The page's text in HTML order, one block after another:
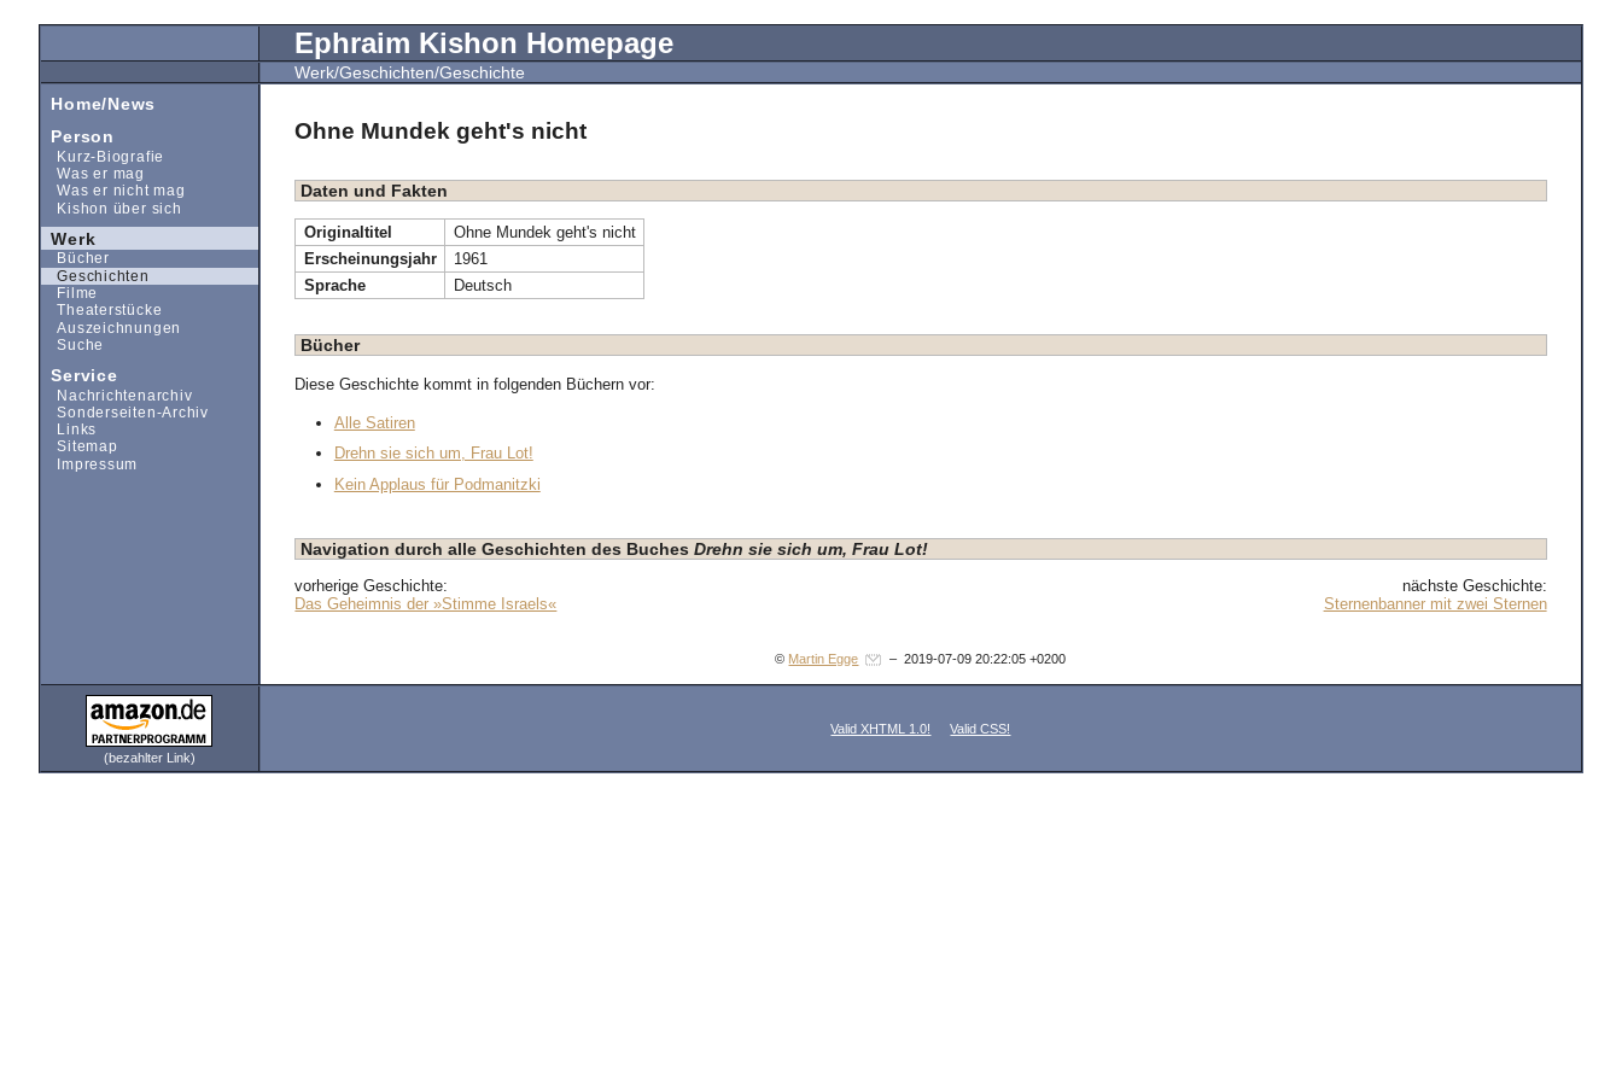
Ephraim Kishon Homepage
Werk/Geschichten/Geschichte
Ohne Mundek geht's nicht
Daten und Fakten
Originaltitel
Ohne Mundek geht's nicht
Erscheinungsjahr
1961
Sprache
Deutsch
Bücher
Diese Geschichte kommt in folgenden Büchern vor:
Alle Satiren
Drehn sie sich um, Frau Lot!
Kein Applaus für Podmanitzki
Navigation durch alle Geschichten des Buches Drehn sie sich um, Frau Lot!
vorherige Geschichte:
Das Geheimnis der »Stimme Israels«
nächste Geschichte:
Sternenbanner mit zwei Sternen
© Martin Egge – 2019-07-09 20:22:05 +0200
(bezahlter Link)
Valid XHTML 1.0! Valid CSS!
Home/News
Person
Kurz-Biografie
Was er mag
Was er nicht mag
Kishon über sich
Werk
Bücher
Geschichten
Filme
Theaterstücke
Auszeichnungen
Suche
Service
Nachrichtenarchiv
Sonderseiten-Archiv
Links
Sitemap
Impressum